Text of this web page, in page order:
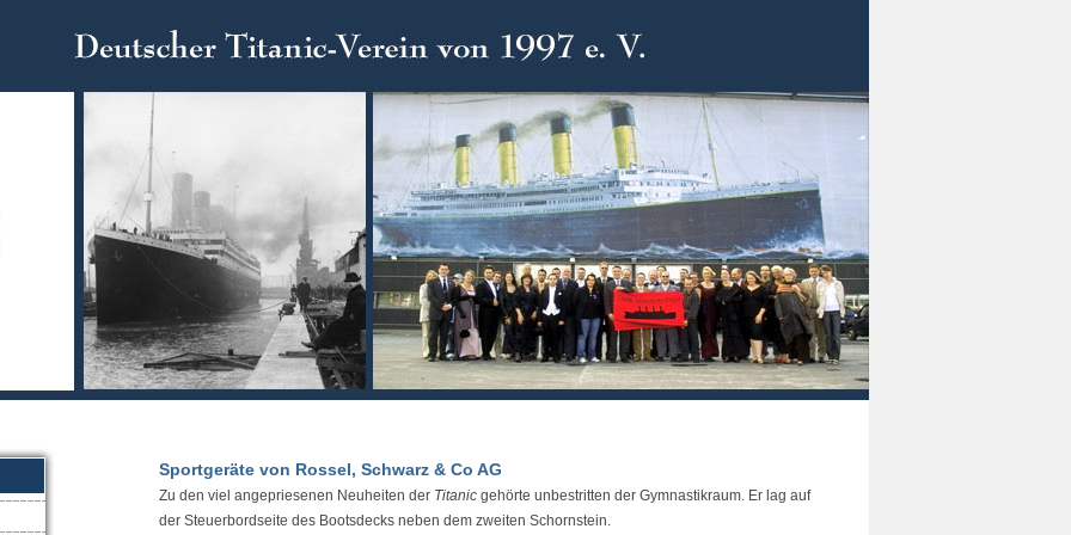
Sportgeräte von Rossel, Schwarz & Co AG
Zu den viel angepriesenen Neuheiten der Titanicgehörte unbestritten der Gymnastikraum. Er lag auf
der Steuerbordseite des Bootsdecks neben dem zweiten Schornstein.